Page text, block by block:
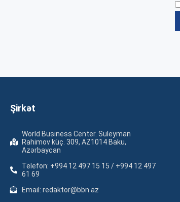
Şirkət
World Business Center. Suleyman
Rahimov küç. 309, AZ1014 Baku,
Azərbaycan
Telefon: +994 12 497 15 15 / +994 12 497
61 69
Email: redaktor@bbn.az